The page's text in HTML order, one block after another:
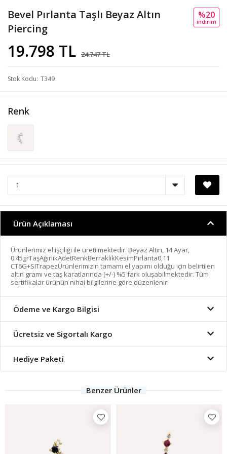
Bevel Pırlanta Taşlı Beyaz Altın
Piercing
19.798 TL 24.747 TL
%20
i̇ndi̇ri̇m
Stok Kodu T349
Renk
Ürün Açıklaması
Ürünlerimiz el işçiliği ile üretilmektedir. Beyaz Altın, 14 Ayar,
0.45grTaşAğırlıkAdetRenkBerraklıkKesimPırlanta0,11
CT6G+SITrapezÜrünlerimizin tamamı el yapımı olduğu için belirtilen
altın gramı ve taş karatlarında (+/-) %5 fark oluşabilmektedir. Tüm
sertifikalar ürünün nihai bilgilerine göre düzenlenir.
Ödeme ve Kargo Bilgisi
Ücretsiz ve Sigortalı Kargo
Hediye Paketi
Benzer Ürünler